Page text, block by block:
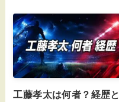
工藤孝太は何者？経歴と